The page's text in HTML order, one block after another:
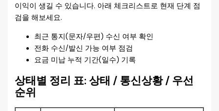
이익이 생길 수 있습니다. 아래 체크리스트로 현재 단계 점
검을 해보세요.
최근 통지(문자/우편) 수신 여부 확인
전화 수신/발신 가능 여부 점검
요금 미납 누적 기간(일수) 기록
상태별 정리 표: 상태 / 통신상황 / 우선
순위